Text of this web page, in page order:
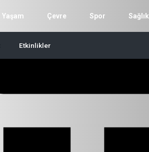
Yaşam Çevre Spor Sağlık
Etkinlikler